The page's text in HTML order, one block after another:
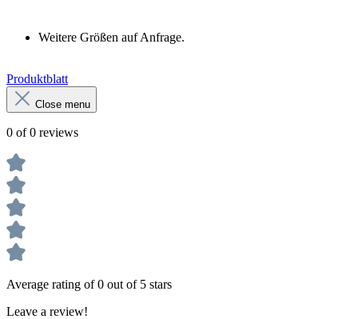
Weitere Größen auf Anfrage.
Produktblatt
Close menu
0 of 0 reviews
Average rating of 0 out of 5 stars
Leave a review!